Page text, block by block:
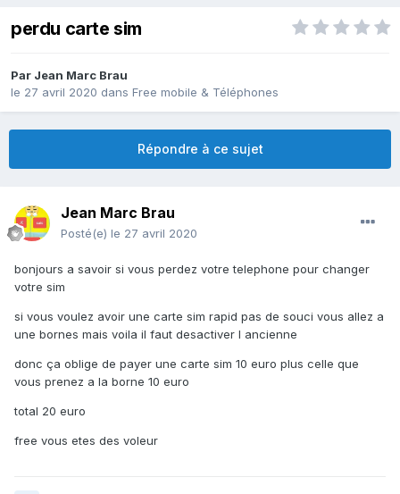
perdu carte sim
Par Jean Marc Brau
le 27 avril 2020 dans Free mobile & Téléphones
Répondre à ce sujet
Jean Marc Brau
Posté(e) le 27 avril 2020
bonjours a savoir si vous perdez votre telephone pour changer
votre sim
si vous voulez avoir une carte sim rapid pas de souci vous allez a
une bornes mais voila il faut desactiver l ancienne
donc ça oblige de payer une carte sim 10 euro plus celle que
vous prenez a la borne 10 euro
total 20 euro
free vous etes des voleur